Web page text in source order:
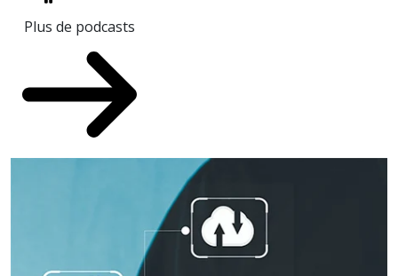
Plus de podcasts